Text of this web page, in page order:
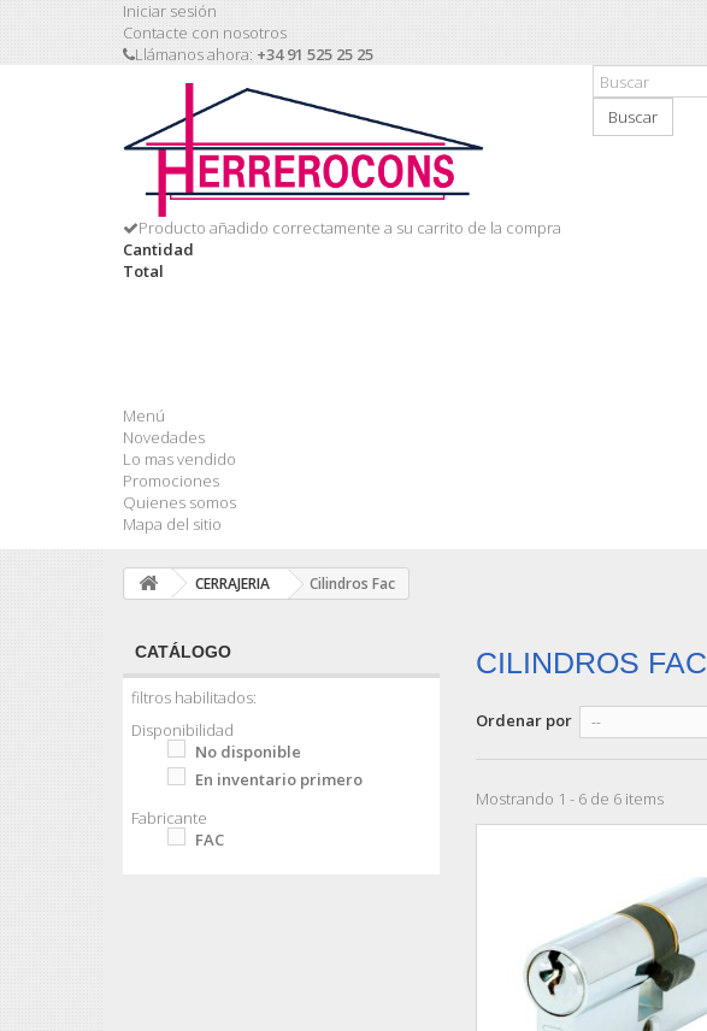
Iniciar sesión
Contacte con nosotros
Llámanos ahora: +34 91 525 25 25
Buscar
Producto añadido correctamente a su carrito de la compra
Cantidad
Total
Menú
Novedades
Lo mas vendido
Promociones
Quienes somos
Mapa del sitio
CERRAJERIA Cilindros Fac
CATÁLOGO
filtros habilitados:
Disponibilidad
No disponible
En inventario primero
Fabricante
FAC
CILINDROS FAC
Ordenar por --
Mostrando 1 - 6 de 6 items